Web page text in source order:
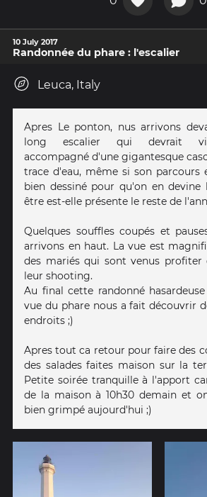
10 July 2017
Randonnée du phare : l'escalier
Leuca, Italy
Apres Le ponton, nus arrivons
long escalier qui devrait
accompagné d'une gigantesque
trace d'eau, même si son parcours
bien dessiné pour qu'on en devine
être est-elle présente le reste de
Quelques souffles coupés et
arrivons en haut. La vue est
des mariés qui sont venus profiter
leur shooting.
Au final cette randonné
vue du phare nous a fait découvrir
endroits ;)
Apres tout ca retour pour faire des
des salades faites maison sur la
Petite soirée tranquille à l'apport
de la maison à 10h30 demain et
bien grimpé aujourd'hui ;)